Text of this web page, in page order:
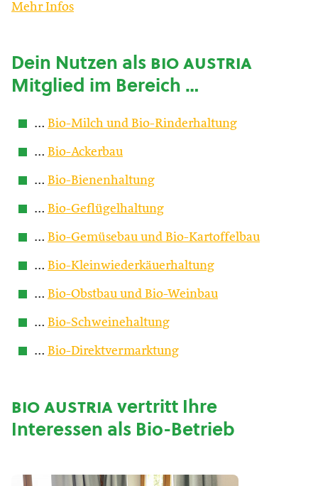
Mehr Infos
Dein Nutzen alsbio austria
Mitglied im Bereich …
… Bio-Milch und Bio-Rinderhaltung
… Bio-Ackerbau
… Bio-Bienenhaltung
… Bio-Geflügelhaltung
… Bio-Gemüsebau und Bio-Kartoffelbau
… Bio-Kleinwiederkäuerhaltung
… Bio-Obstbau und Bio-Weinbau
… Bio-Schweinehaltung
… Bio-Direktvermarktung
bio austriavertritt Ihre
Interessen als Bio-Betrieb